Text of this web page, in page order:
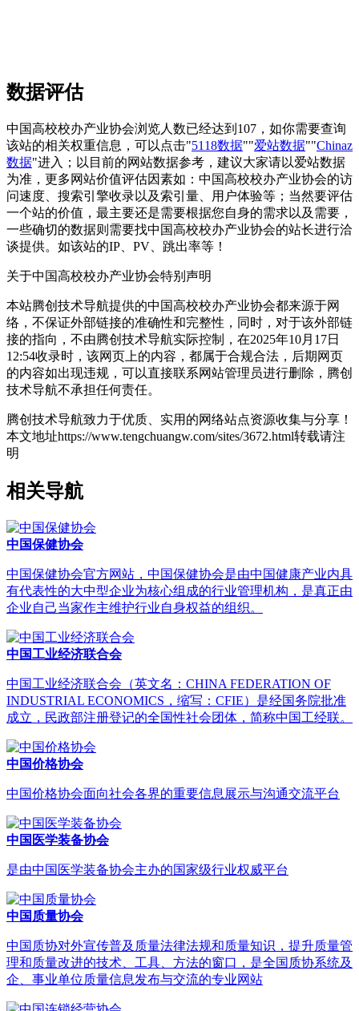
数据评估
中国高校校办产业协会浏览人数已经达到107，如你需要查询
该站的相关权重信息，可以点击"5118数据""爱站数据""Chinaz
数据"进入；以目前的网站数据参考，建议大家请以爱站数据
为准，更多网站价值评估因素如：中国高校校办产业协会的访
问速度、搜索引擎收录以及索引量、用户体验等；当然要评估
一个站的价值，最主要还是需要根据您自身的需求以及需要，
一些确切的数据则需要找中国高校校办产业协会的站长进行洽
谈提供。如该站的IP、PV、跳出率等！
关于中国高校校办产业协会特别声明
本站腾创技术导航提供的中国高校校办产业协会都来源于网
络，不保证外部链接的准确性和完整性，同时，对于该外部链
接的指向，不由腾创技术导航实际控制，在2025年10月17日
12:54收录时，该网页上的内容，都属于合规合法，后期网页
的内容如出现违规，可以直接联系网站管理员进行删除，腾创
技术导航不承担任何责任。
腾创技术导航致力于优质、实用的网络站点资源收集与分享！
本文地址https://www.tengchuangw.com/sites/3672.html转载请注
明
相关导航
中国保健协会
中国保健协会官方网站，中国保健协会是由中国健康产业内具
有代表性的大中型企业为核心组成的行业管理机构，是真正由
企业自己当家作主维护行业自身权益的组织。
中国工业经济联合会
中国工业经济联合会（英文名：CHINA FEDERATION OF
INDUSTRIAL ECONOMICS，缩写：CFIE）是经国务院批准
成立，民政部注册登记的全国性社会团体，简称中国工经联。
中国价格协会
中国价格协会面向社会各界的重要信息展示与沟通交流平台
中国医学装备协会
是由中国医学装备协会主办的国家级行业权威平台
中国质量协会
中国质协对外宣传普及质量法律法规和质量知识，提升质量管
理和质量改进的技术、工具、方法的窗口，是全国质协系统及
企、事业单位质量信息发布与交流的专业网站